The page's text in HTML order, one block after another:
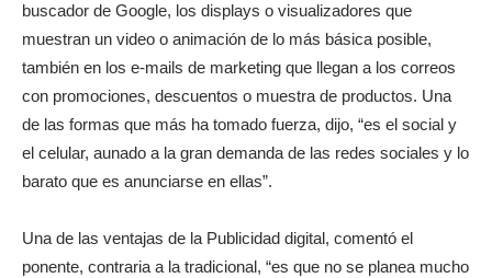
buscador de Google, los displays o visualizadores que
muestran un video o animación de lo más básica posible,
también en los e-mails de marketing que llegan a los correos
con promociones, descuentos o muestra de productos. Una
de las formas que más ha tomado fuerza, dijo, “es el social y
el celular, aunado a la gran demanda de las redes sociales y lo
barato que es anunciarse en ellas”.
Una de las ventajas de la Publicidad digital, comentó el
ponente, contraria a la tradicional, “es que no se planea mucho